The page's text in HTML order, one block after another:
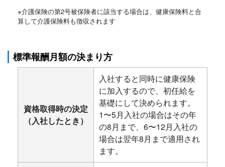
※介護保険の第2号被保険者に該当する場合は、健康保険料と合
算して介護保険料も徴収されます
標準報酬月額の決まり方
資格取得時の決定
（入社したとき）
入社すると同時に健康保険
に加入するので、初任給を
基礎にして決められます。
1〜5月入社の場合はその年
の8月まで、6〜12月入社の
場合は翌年8月まで適用され
ます。